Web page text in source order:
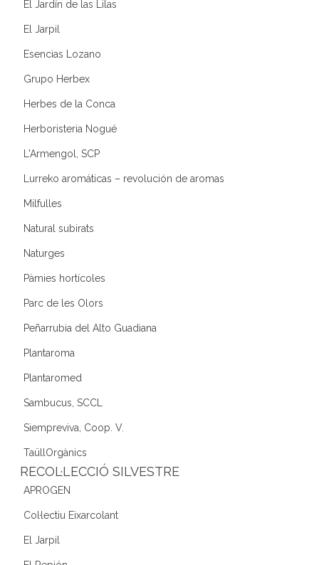
El Jardín de las Lilas
El Jarpil
Esencias Lozano
Grupo Herbex
Herbes de la Conca
Herboristeria Nogué
L'Armengol, SCP
Lurreko aromáticas – revolución de aromas
Milfulles
Natural subirats
Naturges
Pàmies hortícoles
Parc de les Olors
Peñarrubia del Alto Guadiana
Plantaroma
Plantaromed
Sambucus, SCCL
Siempreviva, Coop. V.
TaüllOrgànics
RECOL·LECCIÓ SILVESTRE
APROGEN
Col·lectiu Eixarcolant
El Jarpil